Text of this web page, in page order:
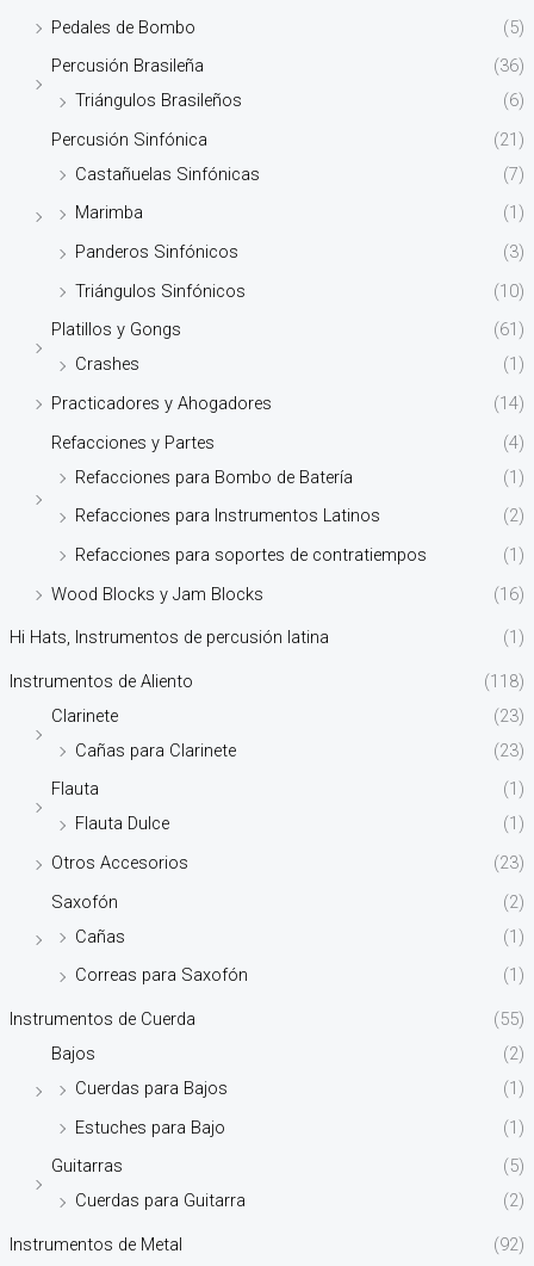
Pedales de Bombo
(5)
Percusión Brasileña
(36)
Triángulos Brasileños
(6)
Percusión Sinfónica
(21)
Castañuelas Sinfónicas
(7)
Marimba
(1)
Panderos Sinfónicos
(3)
Triángulos Sinfónicos
(10)
Platillos y Gongs
(61)
Crashes
(1)
Practicadores y Ahogadores
(14)
Refacciones y Partes
(4)
Refacciones para Bombo de Batería
(1)
Refacciones para Instrumentos Latinos
(2)
Refacciones para soportes de contratiempos
(1)
Wood Blocks y Jam Blocks
(16)
Hi Hats, Instrumentos de percusión latina (1)
Instrumentos de Aliento
(118)
Clarinete
(23)
Cañas para Clarinete
(23)
Flauta
(1)
Flauta Dulce
(1)
Otros Accesorios
(23)
Saxofón
(2)
Cañas
(1)
Correas para Saxofón
(1)
Instrumentos de Cuerda
(55)
Bajos
(2)
Cuerdas para Bajos
(1)
Estuches para Bajo
(1)
Guitarras
(5)
Cuerdas para Guitarra
(2)
Instrumentos de Metal
(92)